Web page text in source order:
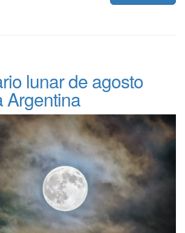
lunar de agosto
Argentina